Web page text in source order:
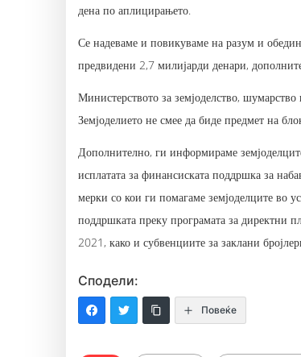
дена по аплицирањето.
Се надеваме и повикуваме на разум и
предвидени 2,7 милијарди денари,
Министерството за земјоделство,
Земјоделието не смее да биде предмет на
Дополнително, ги информираме
исплатата за финансиската поддршка за
мерки со кои ги помагаме земјоделците во
поддршката преку програмата за директни
2021, како и субвенциите за заклани
Сподели:
Повеќе